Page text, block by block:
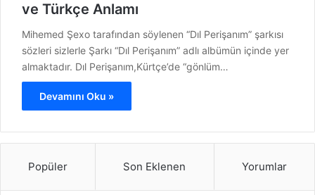
ve Türkçe Anlamı
Mihemed Şexo tarafından söylenen “Dıl Perişanım” şarkısı
sözleri sizlerle Şarkı “Dıl Perişanım” adlı albümün içinde yer
almaktadır. Dıl Perişanım,Kürtçe’de “gönlüm…
Devamını Oku »
Popüler Son Eklenen Yorumlar